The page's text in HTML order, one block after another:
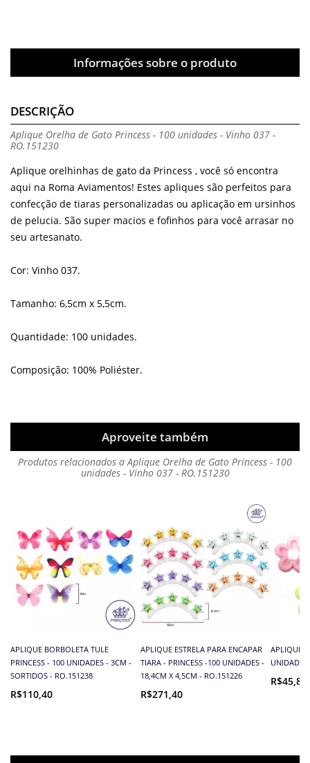
Informações sobre o produto
DESCRIÇÃO
Aplique Orelha de Gato Princess - 100 unidades - Vinho 037 -
RO.151230
Aplique orelhinhas de gato da Princess , você só encontra
aqui na Roma Aviamentos! Estes apliques são perfeitos para
confecção de tiaras personalizadas ou aplicação em ursinhos
de pelucia. São super macios e fofinhos para você arrasar no
seu artesanato.
Cor: Vinho 037.
Tamanho: 6,5cm x 5,5cm.
Quantidade: 100 unidades.
Composição: 100% Poliéster.
Aproveite também
Produtos relacionados a Aplique Orelha de Gato Princess - 100
unidades - Vinho 037 - RO.151230
APLIQUE BORBOLETA TULE
PRINCESS - 100 UNIDADES - 3CM -
SORTIDOS - RO.151238
R$110,40
APLIQUE ESTRELA PARA ENCAPAR
TIARA - PRINCESS -100 UNIDADES -
18,4CM X 4,5CM - RO.151226
R$271,40
APLIQUE
R$45,89